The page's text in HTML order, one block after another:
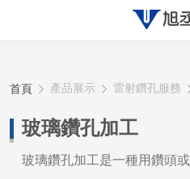
首頁 產品展示 雷射鑽孔服務
玻璃鑽孔加工
玻璃鑽孔加工是一種用鑽頭